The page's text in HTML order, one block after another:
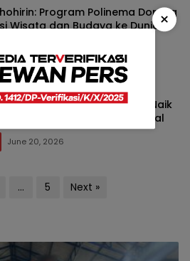
Program Polinema Dorong
Wisata dan Budaya ke Dunia
June 23, 2026
Dorong Ekraf Malang Naik
Jangan Hanya Ramai di Festival
June 20, 2026
… 5 Next »
×